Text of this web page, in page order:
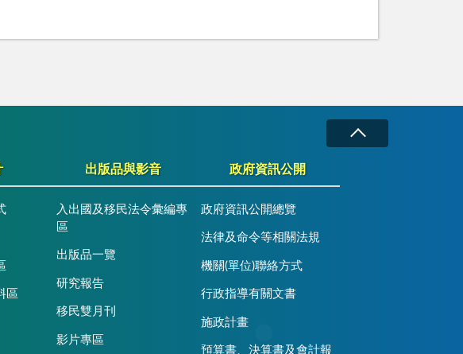
區
出版品與影音
入出國及移民法令彙編專
區
出版品一覽
研究報告
移民雙月刊
影片專區
政府資訊公開
政府資訊公開總覽
法律及命令等相關法規
機關(單位)聯絡方式
行政指導有關文書
施政計畫
預算書、決算書及會計報